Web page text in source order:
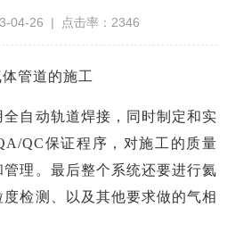
04-26 | 点击率：2346
管道的施工
自动轨道焊接，同时制定和实
QC保证程序，对施工的质量
理。最后整个系统还要进行氦
检测、以及其他要求做的气相